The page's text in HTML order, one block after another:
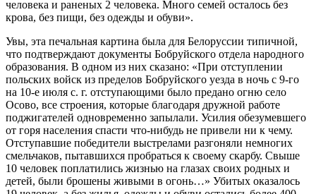
человека и раненых 2 человека. Много семей осталось без
крова, без пищи, без одежды и обуви».
Увы, эта печальная картина была для Белоруссии типичной,
что подтверждают документы Бобруйского отдела народного
образования. В одном из них сказано: «При отступлении
польских войск из пределов Бобруйского уезда в ночь с 9-го
на 10-е июля с. г. отступающими было предано огню село
Осово, все строения, которые благодаря дружной работе
поджигателей одновременно запылали. Усилия обезумевшего
от горя населения спасти что-нибудь не привели ни к чему.
Отступавшие победители выстрелами разгоняли немногих
смельчаков, пытавшихся пробраться к своему скарбу. Свыше
10 человек поплатились жизнью на глазах своих родных и
детей, были брошены живыми в огонь…» Убитых оказалось